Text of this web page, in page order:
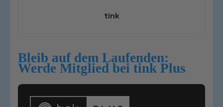
tink
Bleib auf dem Laufenden:
Werde Mitglied bei tink Plus